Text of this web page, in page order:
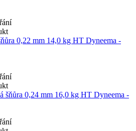
0,22 mm 14,0 kg HT Dyneema -